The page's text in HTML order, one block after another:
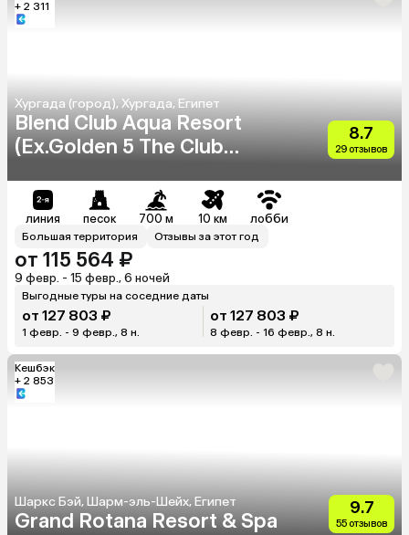
+ 2 311
Хургада (город), Хургада, Египет
Blend Club Aqua Resort
(Ex.Golden 5 The Club
8.7
29 отзывов
линия песок 700 м 10 км лобби
Большая территория Отзывы за этот год
от 115 564 ₽
9 февр. - 15 февр., 6 ночей
Выгодные туры на соседние даты
от 127 803 ₽
1 февр. - 9 февр., 8 н.
от 127 803 ₽
8 февр. - 16 февр., 8 н.
Кешбэк
+ 2 853
Шаркс Бэй, Шарм-эль-Шейх, Египет
Grand Rotana Resort & Spa
9.7
55 отзывов